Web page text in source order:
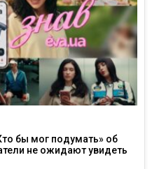
бы мог подумать» об
не ожидают увидеть